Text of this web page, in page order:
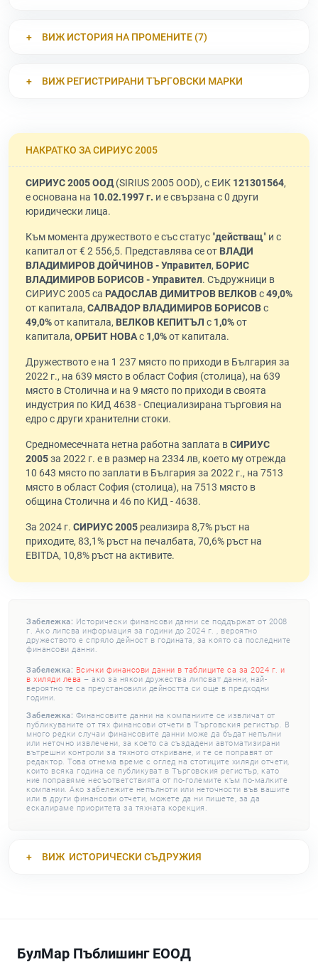
ВИЖ ИСТОРИЯ НА ПРОМЕНИТЕ (7)
ВИЖ РЕГИСТРИРАНИ ТЪРГОВСКИ МАРКИ
НАКРАТКО ЗА СИРИУС 2005
СИРИУС 2005 ООД(SIRIUS 2005 OOD), с ЕИК 121301564,
е основана на 10.02.1997 г. и е свързана с 0 други
юридически лица.
Към момента дружеството е със статус "действащ" и с
капитал от € 2 556,5. Представлява се от ВЛАДИ
ВЛАДИМИРОВ ДОЙЧИНОВ - Управител, БОРИС
ВЛАДИМИРОВ БОРИСОВ - Управител. Съдружници в
СИРИУС 2005 са РАДОСЛАВ ДИМИТРОВ ВЕЛКОВс49,0%
от капитала, САЛВАДОР ВЛАДИМИРОВ БОРИСОВс
49,0%от капитала, ВЕЛКОВ КЕПИТЪЛ с 1,0%от
капитала, ОРБИТ НОВАс 1,0%от капитала.
Дружеството е на 1 237 място по приходи в България за
2022 г., на 639 място в област София (столица), на 639
място в Столична и на 9 място по приходи в своята
индустрия по КИД 4638 - Специализирана търговия на
едро с други хранителни стоки.
Средномесечната нетна работна заплата вСИРИУС
2005за 2022 г. е в размер на 2334 лв, което му отрежда
10 643 място по заплати в България за 2022 г., на 7513
място в област София (столица), на 7513 място в
община Столична и 46 по КИД - 4638.
За 2024 г. СИРИУС 2005 реализира 8,7% ръст на
приходите, 83,1% ръст на печалбата, 70,6% ръст на
EBITDA, 10,8% ръст на активите.
Забележка: Исторически финансови данни се поддържат от 2008
г. Ако липсва информация за години до 2024 г. , вероятно
дружеството е спряло дейност в годината, за която са последните
финансови данни.
Забележка: Всички финансови данни в таблиците са за 2024 г. и
в хиляди лева – ако за някои дружества липсват данни, най-
вероятно те са преустановили дейността си още в предходни
години.
Забележка: Финансовите данни на компаниите се извличат от
публикуваните от тях финансови отчети в Търговския регистър. В
много редки случаи финансовите данни може да бъдат непълни
или неточно извлечени, за което са създадени автоматизирани
вътрешни контроли за тяхното откриване, и те се поправят от
редактор. Това отнема време с оглед на стотиците хиляди отчети,
които всяка година се публикуват в Търговския регистър, като
ние поправяме несъответствията от по-големите към по-малките
компании. Ако забележите непълноти или неточности във вашите
или в други финансови отчети, можете да ни пишете, за да
ескалираме приоритета за тяхната корекция.
ВИЖ ИСТОРИЧЕСКИ СЪДРУЖИЯ
БулМар Пъблишинг ЕООД